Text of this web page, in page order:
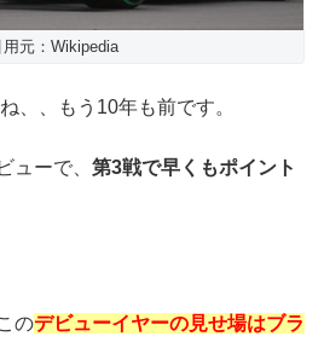
用元：Wikipedia
、、もう10年も前です。
ューで、 第3戦で早くもポイント
のデビューイヤーの見せ場はブラ